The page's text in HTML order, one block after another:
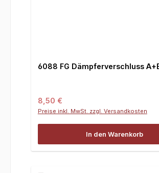
6088 FG Dämpferverschluss
Regulärer Preis:
8,50 €
Preise inkl. MwSt. zzgl. Versandkosten
In den Warenkorb